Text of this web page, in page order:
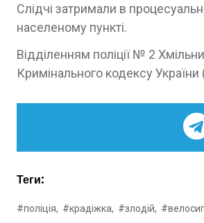
Слідчі затримали в
населеному пункті.
Відділенням поліції № 2
Кримінального кодексу
Теги:
#поліція, #крадіжка, #злодій,